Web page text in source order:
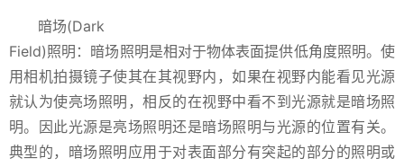
暗场(Dark
Field)照明：暗场照明是相对于物体表面提供低角度照明。使
用相机拍摄镜子使其在其视野内，如果在视野内能看见光源
就认为使亮场照明，相反的在视野中看不到光源就是暗场照
明。因此光源是亮场照明还是暗场照明与光源的位置有关。
典型的，暗场照明应用于对表面部分有突起的部分的照明或